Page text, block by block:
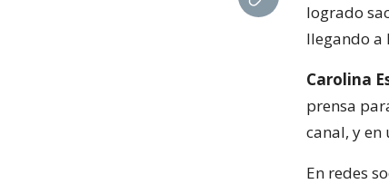
logrado
llegando a
Carolina
prensa
canal, y en
En redes